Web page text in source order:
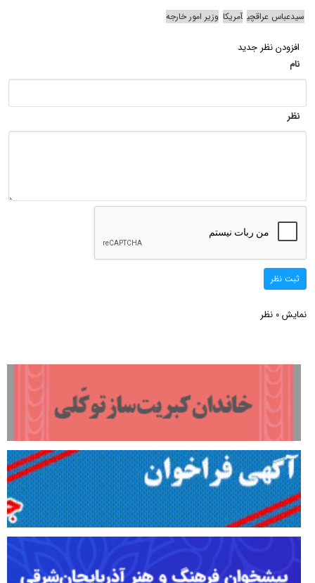
سیدعباس عراقچی آمریکا وزیر امور خارجه
افزودن نظر جدید
نام
نظر
ثبت نظر
نمایش 0 نظر